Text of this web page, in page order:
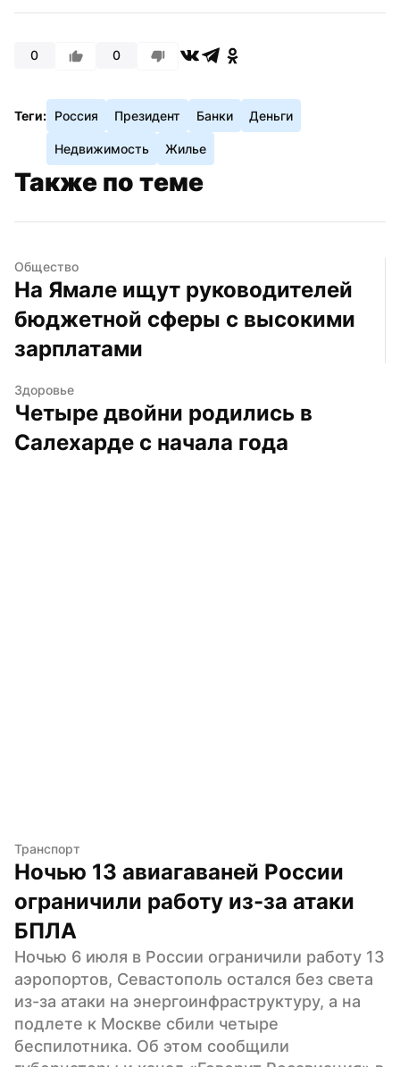
0 0
Теги: Россия Президент Банки Деньги
Недвижимость Жилье
Также по теме
Общество
На Ямале ищут руководителей
бюджетной сферы с высокими
зарплатами
Здоровье
Четыре двойни родились в
Салехарде с начала года
Транспорт
Ночью 13 авиагаваней России
ограничили работу из-за атаки
БПЛА
Ночью 6 июля в России ограничили работу 13
аэропортов, Севастополь остался без света
из-за атаки на энергоинфраструктуру, а на
подлете к Москве сбили четыре
беспилотника. Об этом сообщили